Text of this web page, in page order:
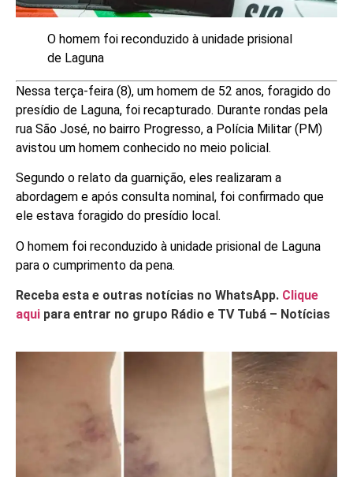
O homem foi reconduzido à unidade prisional
de Laguna
Nessa terça-feira (8), um homem de 52 anos, foragido do
presídio de Laguna, foi recapturado. Durante rondas pela
rua São José, no bairro Progresso, a Polícia Militar (PM)
avistou um homem conhecido no meio policial.
Segundo o relato da guarnição, eles realizaram a
abordagem e após consulta nominal, foi confirmado que
ele estava foragido do presídio local.
O homem foi reconduzido à unidade prisional de Laguna
para o cumprimento da pena.
Receba esta e outras notícias no WhatsApp. Clique
aqui para entrar no grupo Rádio e TV Tubá – Notícias